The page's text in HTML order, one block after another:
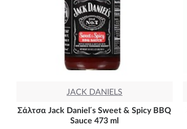
JACK DANIELS
Σάλτσα Jack Daniel ́s Sweet & Spicy BBQ
Sauce 473 ml